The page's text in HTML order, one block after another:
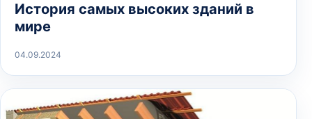
История самых высоких зданий в
мире
04.09.2024